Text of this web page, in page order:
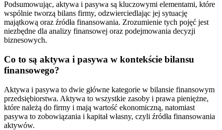
Podsumowując, aktywa i pasywa są kluczowymi elementami, które
wspólnie tworzą bilans firmy, odzwierciedlając jej sytuację
majątkową oraz źródła finansowania. Zrozumienie tych pojęć jest
niezbędne dla analizy finansowej oraz podejmowania decyzji
biznesowych.
Co to są aktywa i pasywa w kontekście bilansu
finansowego?
Aktywa i pasywa to dwie główne kategorie w bilansie finansowym
przedsiębiorstwa. Aktywa to wszystkie zasoby i prawa pieniężne,
które należą do firmy i mają wartość ekonomiczną, natomiast
pasywa to zobowiązania i kapitał własny, czyli źródła finansowania
aktywów.